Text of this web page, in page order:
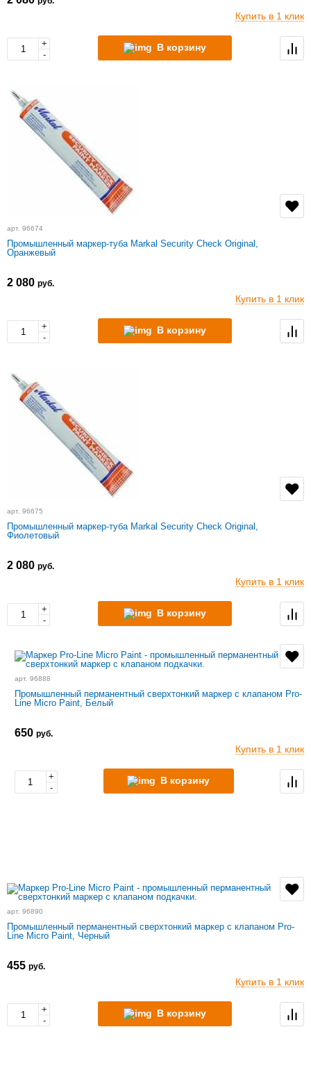
Купить в 1 клик
+
-
В корзину
арт. 96674
Промышленный маркер-туба Markal Security Check Original,
Оранжевый
2 080 руб.
Купить в 1 клик
+
-
В корзину
арт. 96675
Промышленный маркер-туба Markal Security Check Original,
Фиолетовый
2 080 руб.
Купить в 1 клик
+
-
В корзину
арт. 96888
Промышленный перманентный сверхтонкий маркер с клапаном Pro-
Line Micro Paint, Белый
650 руб.
Купить в 1 клик
+
-
В корзину
арт. 96890
Промышленный перманентный сверхтонкий маркер с клапаном Pro-
Line Micro Paint, Черный
455 руб.
Купить в 1 клик
+
-
В корзину